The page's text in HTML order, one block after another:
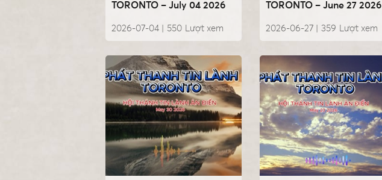
TORONTO – July 04 2026
2026-07-04 | Lượt xem
550
TORONTO – June 27 2026
2026-06-27 | Lượt xem
359